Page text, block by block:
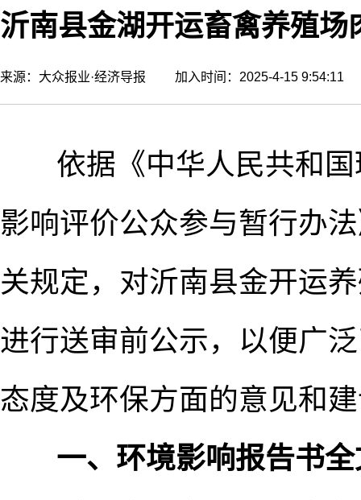
沂南县金湖开运畜禽养殖
来源：大众报业·经济导报 加入时间：2025-4-15
依据《中华人民共和国
影响评价公众参与暂行办
关规定，对沂南县金开运
进行送审前公示，以便广
态度及环保方面的意见和
一、环境影响报告书